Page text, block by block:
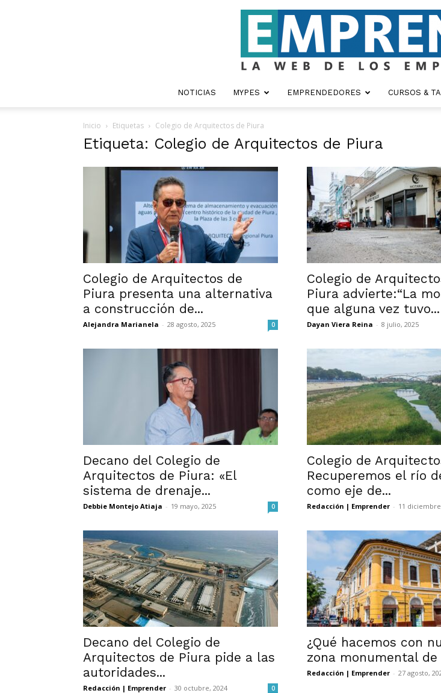
NOTICIAS MYPES EMPRENDEDORES CURSOS &
Inicio Etiquetas Colegio de Arquitectos de Piura
Etiqueta: Colegio de Arquitectos de Piura
Colegio de Arquitectos de
Piura presenta una alternativa
a construcción de...
Alejandra Marianela - 28 agosto, 2025 0
Colegio de
Piura advierte:“La
que alguna vez tuvo...
Dayan Viera Reina - 8 julio, 2025
Decano del Colegio de
Arquitectos de Piura: «El
sistema de drenaje...
Debbie Montejo Atiaja - 19 mayo, 2025 0
Colegio de
Recuperemos el río
como eje de...
Redacción | Emprender - 11
Decano del Colegio de
Arquitectos de Piura pide a las
autoridades...
Redacción | Emprender - 30 octubre, 2024 0
¿Qué hacemos con
zona monumental de
Redacción | Emprender - 27 agosto,